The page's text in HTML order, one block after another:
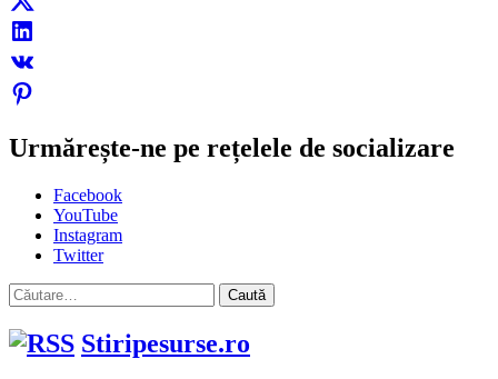
Urmărește-ne pe rețelele de socializare
Facebook
YouTube
Instagram
Twitter
Caută
după:
Stiripesurse.ro